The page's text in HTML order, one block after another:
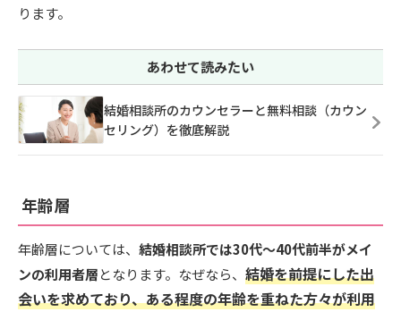
ります。
あわせて読みたい
結婚相談所のカウンセラーと無料相談（カウン
セリング）を徹底解説
年齢層
年齢層については、 結婚相談所では30代～40代前半がメイ
ンの利用者層となります。なぜなら、 結婚を前提にした出
会いを求めており、ある程度の年齢を重ねた方々が利用